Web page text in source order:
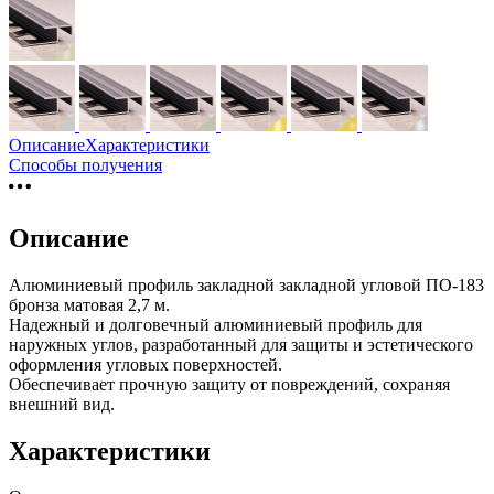
ОписаниеХарактеристики
Способы получения
Описание
Алюминиевый профиль закладной закладной угловой ПО-183
бронза матовая 2,7 м.
Надежный и долговечный алюминиевый профиль для
наружных углов, разработанный для защиты и эстетического
оформления угловых поверхностей.
Обеспечивает прочную защиту от повреждений, сохраняя
внешний вид.
Характеристики